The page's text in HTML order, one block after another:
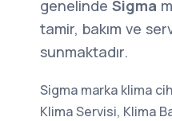
genelinde Sigma
tamir, bakım ve
sunmaktadır.
Sigma marka klima
Klima Servisi, Klima